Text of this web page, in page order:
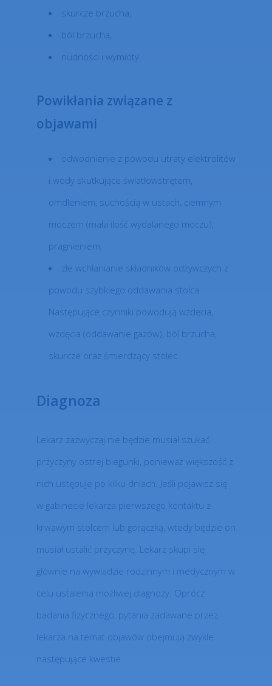
skurcze brzucha,
ból brzucha,
nudności i wymioty.
Powikłania związane z
objawami
odwodnienie z powodu utraty elektrolitów
i wody skutkujące światłowstrętem,
omdleniem, suchością w ustach, ciemnym
moczem (mała ilość wydalanego moczu),
pragnieniem,
złe wchłanianie składników odżywczych z
powodu szybkiego oddawania stolca.
Następujące czynniki powodują wzdęcia,
wzdęcia (oddawanie gazów), ból brzucha,
skurcze oraz śmierdzący stolec.
Diagnoza
Lekarz zazwyczaj nie będzie musiał szukać
przyczyny ostrej biegunki, ponieważ większość z
nich ustępuje po kilku dniach. Jeśli pojawisz się
w gabinecie lekarza pierwszego kontaktu z
krwawym stolcem lub gorączką, wtedy będzie on
musiał ustalić przyczynę. Lekarz skupi się
głównie na wywiadzie rodzinnym i medycznym w
celu ustalenia możliwej diagnozy. Oprócz
badania fizycznego, pytania zadawane przez
lekarza na temat objawów obejmują zwykle
następujące kwestie